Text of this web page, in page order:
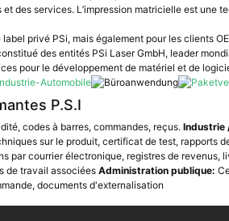
services. L’impression matricielle est une
privé PSi, mais également pour les clients
des entités PSi Laser GmbH, leader
pour le développement de matériel et de
P.S.I
codes à barres, commandes, reçus. Industrie
sur le produit, certificat de test, rapports
par courrier électronique, registres de revenus,
de travail associées Administration publique:
documents d'externalisation